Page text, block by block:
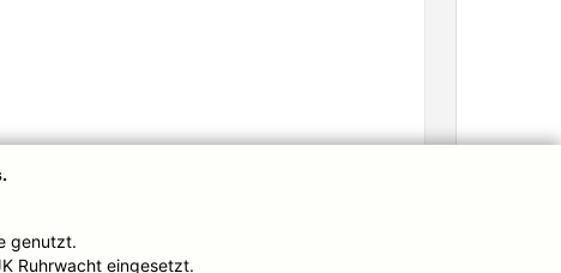
genutzt.
Ruhrwacht eingesetzt.